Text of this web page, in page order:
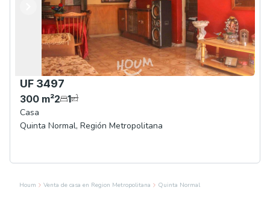
Anterior
Siguiente
UF 3497
300 m²2 1
Casa
Quinta Normal, Región Metropolitana
Houm Venta de casa en Region Metropolitana Quinta Normal